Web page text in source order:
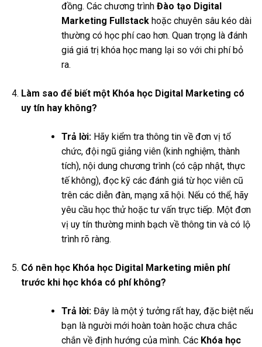
đồng. Các chương trình Đào tạo Digital
Marketing Fullstackhoặc chuyên sâu kéo dài
thường có học phí cao hơn. Quan trọng là đánh
giá giá trị khóa học mang lại so với chi phí bỏ
ra.
Làm sao để biết một Khóa học Digital Marketing có
uy tín hay không?
Trả lời:Hãy kiểm tra thông tin về đơn vị tổ
chức, đội ngũ giảng viên (kinh nghiệm, thành
tích), nội dung chương trình (có cập nhật, thực
tế không), đọc kỹ các đánh giá từ học viên cũ
trên các diễn đàn, mạng xã hội. Nếu có thể, hãy
yêu cầu học thử hoặc tư vấn trực tiếp. Một đơn
vị uy tín thường minh bạch về thông tin và có lộ
trình rõ ràng.
Có nên học Khóa học Digital Marketing miễn phí
trước khi học khóa có phí không?
Trả lời:Đây là một ý tưởng rất hay, đặc biệt nếu
bạn là người mới hoàn toàn hoặc chưa chắc
chắn về định hướng của mình. Các Khóa học